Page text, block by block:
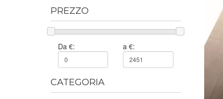
PREZZO
Da €: a €:
CATEGORIA